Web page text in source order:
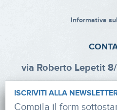
Informativa
via Roberto Lepetit
Tel: +39 02
ISCRIVITI ALLA
Compila il form